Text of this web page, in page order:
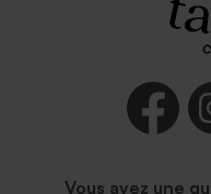
Vous avez une